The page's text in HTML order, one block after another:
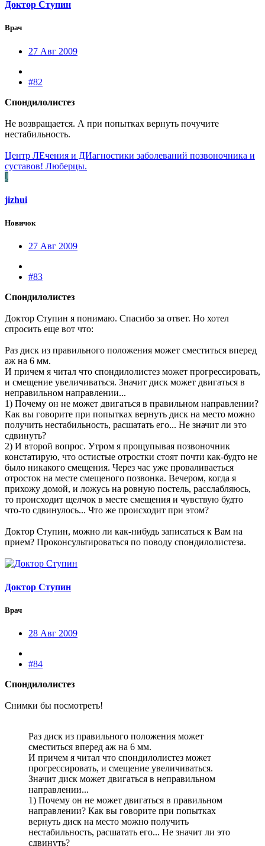
Доктор Ступин
Врач
27 Авг 2009
#82
Спондилолистез
Не возвращается. А при попытках вернуть почучите
нестабильность.
Центр ЛЕчения и ДИагностики заболеваний позвоночника и
суставов! Люберцы.
J
jizhui
Новичок
27 Авг 2009
#83
Спондилолистез
Доктор Ступин я понимаю. Спасибо за ответ. Но хотел
спросить еще вот что:
Раз диск из правильного положения может сместиться вперед
аж на 6 мм.
И причем я читал что спондилолистез может прогрессировать,
и смещение увеличиваться. Значит диск может двигаться в
неправильном направлении...
1) Почему он не может двигаться в правильном направлении?
Как вы говорите при попытках вернуть диск на место можно
получить нестабильность, расшатать его... Не значит ли это
сдвинуть?
2) И второй вопрос. Утром я прощупывая позвоночник
констатирую, что остистые отростки стоят почти как-будто не
было никакого смещения. Через час уже проваливаеться
отросток на месте смещеного позвонка. Вечером, когда я
прихожу домой, и ложусь на ровную постель, расслабляюсь,
то происходит щелчок в месте смещения и чувствую будто
что-то сдвинулось... Что же происходит при этом?
Доктор Ступин, можно ли как-нибудь записаться к Вам на
прием? Проконсультироваться по поводу спондилолистеза.
Доктор Ступин
Врач
28 Авг 2009
#84
Спондилолистез
Снимки бы посмотреть!
Раз диск из правильного положения может
сместиться вперед аж на 6 мм.
И причем я читал что спондилолистез может
прогрессировать, и смещение увеличиваться.
Значит диск может двигаться в неправильном
направлении...
1) Почему он не может двигаться в правильном
направлении? Как вы говорите при попытках
вернуть диск на место можно получить
нестабильность, расшатать его... Не значит ли это
сдвинуть?